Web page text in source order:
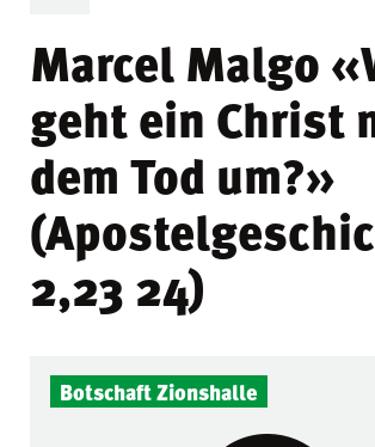
Marcel Malgo
geht ein Christ
dem Tod um?»
2,23 24)
Botschaft Zionshalle